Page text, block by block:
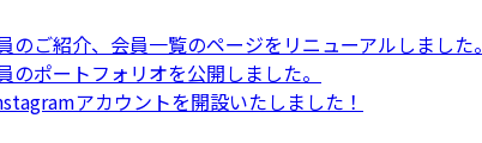
のご紹介、会員一覧のページをリニューアルしました。
のポートフォリオを公開しました。
アカウントを開設いたしました！